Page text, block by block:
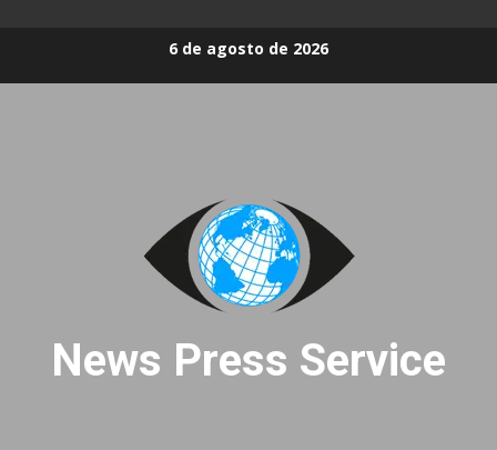
6 de agosto de 2026
News Press Service